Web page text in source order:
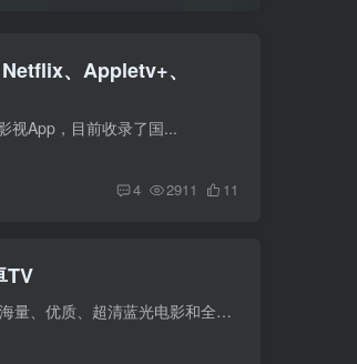
、Appletv+、
视App，目前收录了国...
4 2911 11
TV
大师兄影视app 大师兄影视算是一个不错的影视网站了，拥有海量、优质、超清蓝光电影和全球的电...